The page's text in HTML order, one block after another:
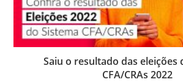
Saiu o resultado das eleições
CFA/CRAs 2022